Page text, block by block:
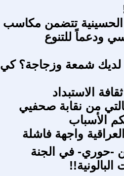
الحسينية تتضمن مكاسب
ودعماً للتنوع
لديك شمعة وزجاجة؟ كي
الاستبداد
من نقابة صحفيي
الأسباب
واجهة فاشلة
-حوري- في الجنة
البالونية!!